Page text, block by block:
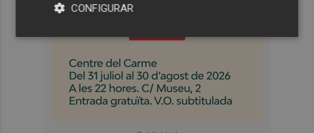
CONFIGURAR